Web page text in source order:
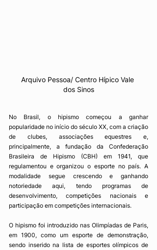
Arquivo Pessoa/ Centro Hípico Vale
dos Sinos
No Brasil, o hipismo começou a ganhar
popularidade no início do século XX, com a criação
de clubes, associações equestres e,
principalmente, a fundação da Confederação
Brasileira de Hipismo (CBH) em 1941, que
regulamentou e organizou o esporte no país. A
modalidade segue crescendo e ganhando
notoriedade aqui, tendo programas de
desenvolvimento, competições nacionais e
participação em competições internacionais.
O hipismo foi introduzido nas Olimpíadas de Paris,
em 1900, como um esporte de demonstração,
sendo inserido na lista de esportes olímpicos de